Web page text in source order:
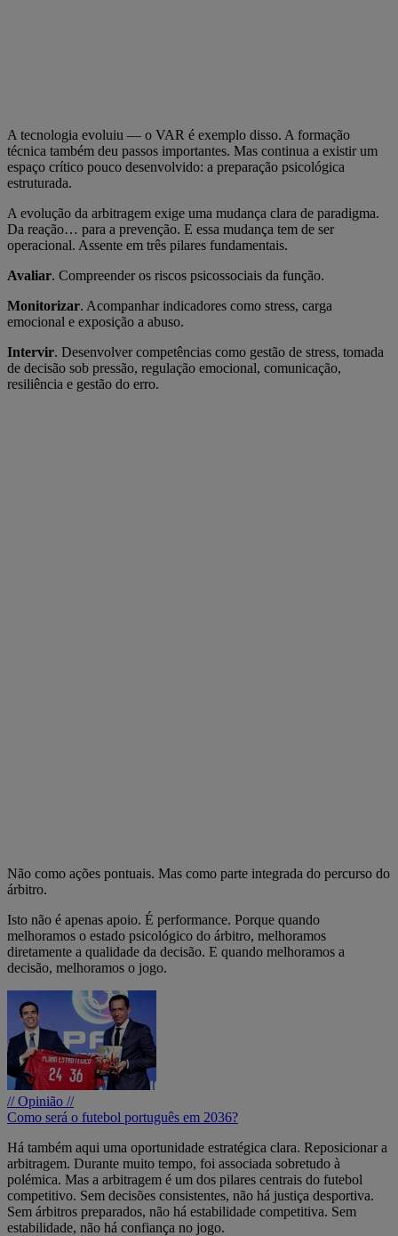
A tecnologia evoluiu — o VAR é exemplo disso. A formação
técnica também deu passos importantes. Mas continua a existir um
espaço crítico pouco desenvolvido: a preparação psicológica
estruturada.
A evolução da arbitragem exige uma mudança clara de paradigma.
Da reação… para a prevenção. E essa mudança tem de ser
operacional. Assente em três pilares fundamentais.
Avaliar. Compreender os riscos psicossociais da função.
Monitorizar. Acompanhar indicadores como stress, carga
emocional e exposição a abuso.
Intervir. Desenvolver competências como gestão de stress, tomada
de decisão sob pressão, regulação emocional, comunicação,
resiliência e gestão do erro.
Não como ações pontuais. Mas como parte integrada do percurso do
árbitro.
Isto não é apenas apoio. É performance. Porque quando
melhoramos o estado psicológico do árbitro, melhoramos
diretamente a qualidade da decisão. E quando melhoramos a
decisão, melhoramos o jogo.
// Opinião //
Como será o futebol português em 2036?
Há também aqui uma oportunidade estratégica clara. Reposicionar a
arbitragem. Durante muito tempo, foi associada sobretudo à
polémica. Mas a arbitragem é um dos pilares centrais do futebol
competitivo. Sem decisões consistentes, não há justiça desportiva.
Sem árbitros preparados, não há estabilidade competitiva. Sem
estabilidade, não há confiança no jogo.